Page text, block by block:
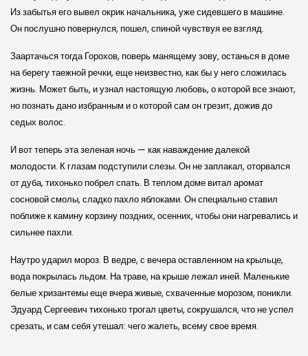
Из забытья его вывел окрик начальника, уже сидевшего в машине.
Он послушно повернулся, пошел, спиной чувствуя ее взгляд.
Заартачься тогда Горохов, поверь манящему зову, останься в доме
на берегу таежной речки, еще неизвестно, как бы у него сложилась
жизнь. Может быть, и узнал настоящую любовь, о которой все знают,
но познать дано избранным и о которой сам он грезит, дожив до
седых волос.
И вот теперь эта зеленая ночь — как наваждение далекой
молодости. К глазам подступили слезы. Он не заплакал, оторвался
от дуба, тихонько побрел спать. В теплом доме витал аромат
сосновой смолы, сладко пахло яблоками. Он специально ставил
поближе к камину корзину поздних, осенних, чтобы они нагревались и
сильнее пахли.
Наутро ударил мороз. В ведре, с вечера оставленном на крыльце,
вода покрылась льдом. На траве, на крыше лежал иней. Маленькие
белые хризантемы еще вчера живые, схваченные морозом, поникли.
Эдуард Сергеевич тихонько трогал цветы, сокрушался, что не успел
срезать, и сам себя утешал: чего жалеть, всему свое время.